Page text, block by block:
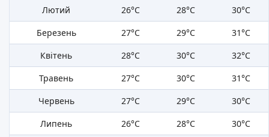
Лютий
26°C 28°C
30°C
Березень
27°C 29°C
31°C
Квітень
28°C 30°C
32°C
Травень
27°C 30°C
31°C
Червень
27°C 29°C
30°C
Липень
26°C 28°C
30°C